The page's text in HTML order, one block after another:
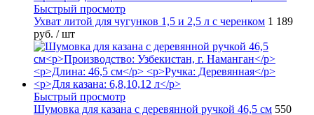
Быстрый просмотр
Ухват литой для чугунков 1,5 и 2,5 л с черенком 1 189
руб. / шт
Быстрый просмотр
Шумовка для казана с деревянной ручкой 46,5 см 550